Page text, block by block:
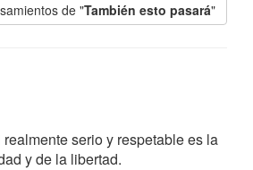
de "También esto pasará"
serio y respetable es la
y de la libertad.